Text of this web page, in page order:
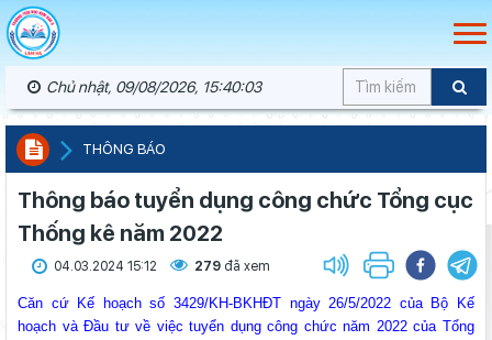
Chủ nhật, 09/08/2026, 15:40:03
THÔNG BÁO
Thông báo tuyển dụng công chức Tổng cục
Thống kê năm 2022
04.03.2024 15:12 279 đã xem
Căn cứ Kế hoạch số 3429/KH-BKHĐT ngày 26/5/2022 của Bộ Kế
hoạch và Đầu tư về việc tuyển dụng công chức năm 2022 của Tổng